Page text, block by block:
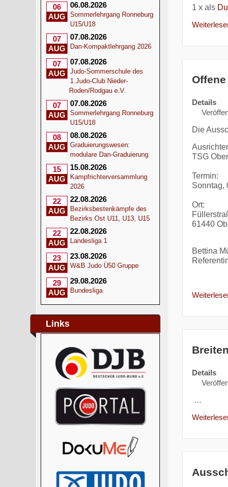
06
AUG
06.08.2026
Sommerlehrgang Ronneburg
U15/U18
07
AUG
07.08.2026
Dan-Kompaktlehrgang 2026
07
AUG
07.08.2026
Judo-Sommerschule des
1.Judo-Club Nieder-
Roden/Rodgau e.V.
07
AUG
07.08.2026
Sommerlehrgang Ronneburg
U15/U18
08
AUG
08.08.2026
Graduierungswesen:
modulare Dan-Graduierung
15
AUG
15.08.2026
Kampfrichterversammlung
2026
22
AUG
22.08.2026
Bezirksbestenkämpfe des
Bezirks Ost U11, U13, U15
22
AUG
22.08.2026
Landesliga 1
23
AUG
23.08.2026
W&B Judo Ü50 Gruppe
29
AUG
29.08.2026
Bundesliga
Links
1 x als
Details
Die
TSG
Termin:
Sonntag,
Ort:
61440
Bettina
Details
…